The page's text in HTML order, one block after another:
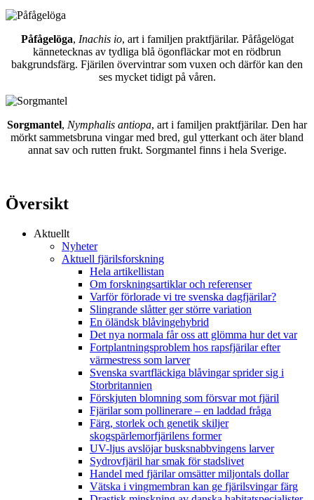
Påfågelöga, Inachis io, art i familjen praktfjärilar. Påfågelögat
kännetecknas av tydliga blå ögonfläckar mot en rödbrun
bakgrundsfärg. Fjärilen övervintrar som vuxen och därför kan den
ses mycket tidigt på våren.
Sorgmantel, Nymphalis antiopa, art i familjen praktfjärilar. Den har
mörkt sammetsbruna vingar med bred, gul ytterkant och äter bland
annat sav och rutten frukt. Sorgmantel finns i hela Sverige.
Översikt
Aktuellt
Nyheter
Aktuell fjärilsforskning
Hela artikellistan
Om forskningsartiklar och referenser
Varför förlorade vi tre svenska dagfjärilar?
Slingrande slåtter ger större variation
En öländsk blåvingehybrid
Det nya normala får oss att glömma hur det var
Fortplantningsproblem hos rapsfjärilar efter
värmestress som larver
Svenska svartfläckiga blåvingar sprider sig i
Storbritannien
Förskjuten blomning som försvar mot fjäril
Fjärilar som pollinerare – en laddad fråga
Färg, storlek och genetik skiljer
skogspärlemorfjärilens former
UV-ljus avslöjar busksnabbvingens larver
Sydrovfjäril har smak för stadslivet
Handel med fjärilar omsätter miljontals dollar
Vätska i vingmembran kan ge fjärilsvingar färg